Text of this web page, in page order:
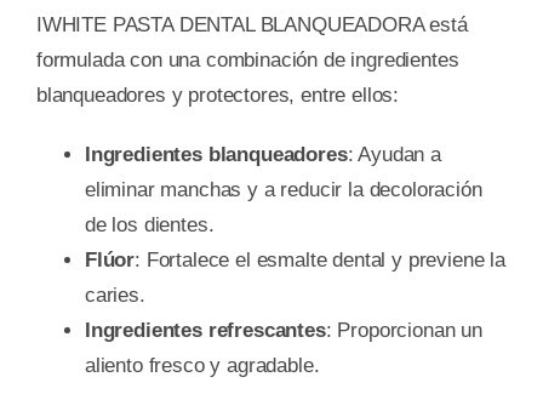
IWHITE PASTA DENTAL BLANQUEADORA está
formulada con una combinación de ingredientes
blanqueadores y protectores, entre ellos:
Ingredientes blanqueadores: Ayudan a
eliminar manchas y a reducir la decoloración
de los dientes.
Flúor: Fortalece el esmalte dental y previene la
caries.
Ingredientes refrescantes: Proporcionan un
aliento fresco y agradable.